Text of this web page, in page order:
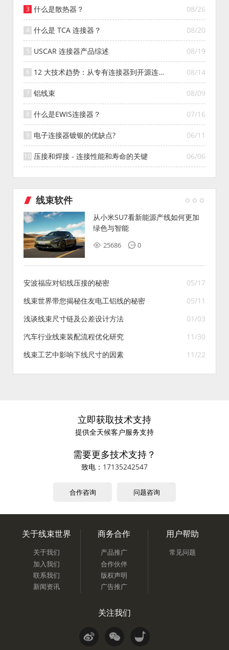
08/26
什么是散热器？
08/20
什么是 TCA 连接器？
08/19
USCAR 连接器产品综述
08/14
12 大技术趋势：从专有连接器到开源连接
器的演变
08/09
铝线束
07/16
什么是EWIS连接器？
06/11
电子连接器镀银的优缺点?
06/06
压接和焊接 - 连接性能和寿命的关键
线束软件
从小米SU7看新能源产线如何更加
绿色与智能
25686 0
05/17
安波福应对铝线压接的秘密
05/11
线束世界带您揭秘住友电工铝线的秘密
01/03
浅谈线束尺寸链及公差设计方法
11/30
汽车行业线束装配流程优化研究
11/22
线束工艺中影响下线尺寸的因素
立即获取技术支持
提供全天候客户服务支持
需要更多技术支持？
致电： 17135242547
合作咨询 问题咨询
关于线束世界
关于我们
加入我们
联系我们
新闻资讯
商务合作
产品推广
合作伙伴
版权声明
广告推广
用户帮助
常见问题
关注我们